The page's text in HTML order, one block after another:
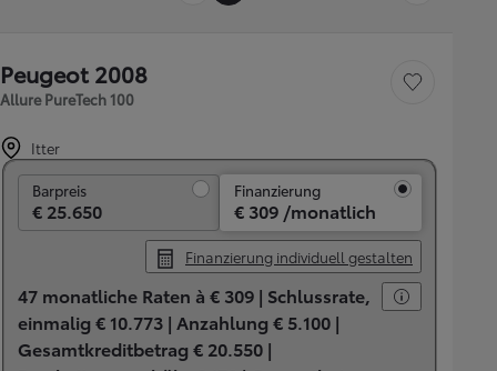
Peugeot 2008
Allure PureTech 100
Fahrzeug speichern
Itter
Barpreis
€ 25.650
Finanzierung
€ 309 /monatlich
Finanzierung individuell gestalten
47 monatliche Raten à € 309 | Schlussrate,
einmalig € 10.773 | Anzahlung € 5.100 |
Gesamtkreditbetrag € 20.550 |